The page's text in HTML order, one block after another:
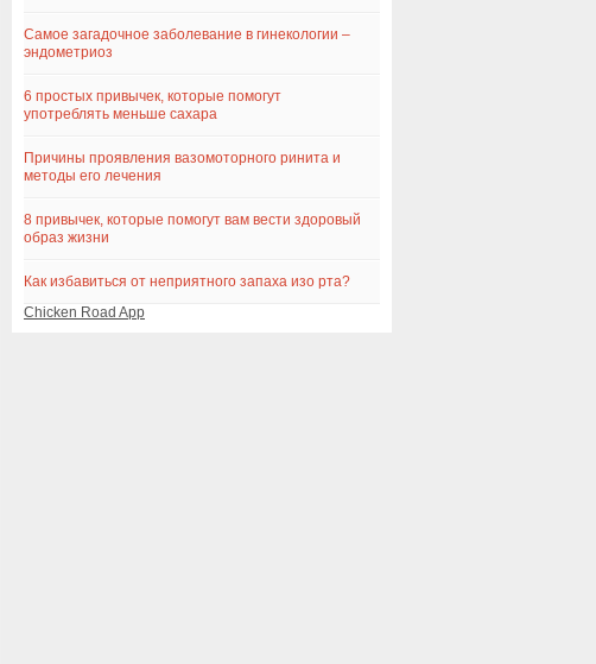
Самое загадочное заболевание в гинекологии –
эндометриоз
6 простых привычек, которые помогут
употреблять меньше сахара
Причины проявления вазомоторного ринита и
методы его лечения
8 привычек, которые помогут вам вести здоровый
образ жизни
Как избавиться от неприятного запаха изо рта?
Chicken Road App